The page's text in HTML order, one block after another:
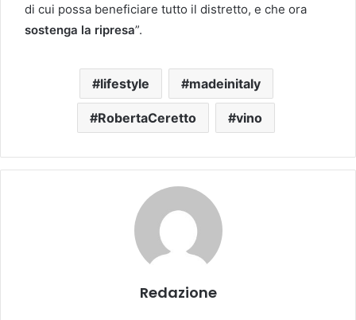
di cui possa beneficiare tutto il distretto, e che ora
sostenga la ripresa”.
lifestyle madeinitaly
RobertaCeretto vino
Redazione